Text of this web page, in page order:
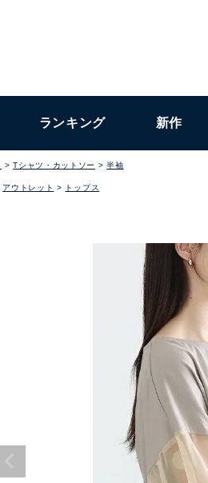
ランキング 新作
Tシャツ・カットソー 半袖
アウトレット トップス